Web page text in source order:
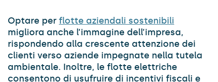
Optare per flotte aziendali sostenibili
migliora anche l’immagine dell’impresa,
rispondendo alla crescente attenzione dei
clienti verso aziende impegnate nella tutela
ambientale. Inoltre, le flotte elettriche
consentono di usufruire di incentivi fiscali e